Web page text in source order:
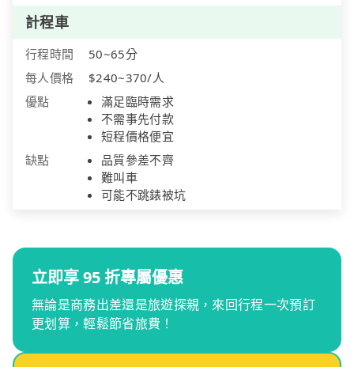
計程車
行程時間
50~65分
每人價格
$240~370/人
優點
滿足臨時需求
不需事先付款
短程價格便宜
缺點
品質參差不齊
難叫車
可能不跳錶被坑
立即享 95 折專屬優惠
無論是商務出差還是旅遊探親，來回行程一次預訂
更划算，輕鬆節省旅費！